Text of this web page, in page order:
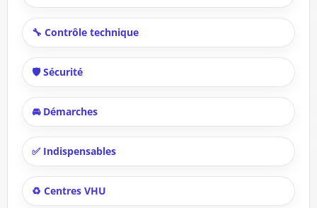
🔧 Contrôle technique
🛡️ Sécurité
🚘 Démarches
✅ Indispensables
♻️ Centres VHU